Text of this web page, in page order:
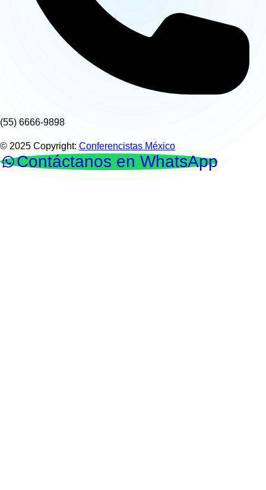
(55) 6666-9898
© 2025 Copyright: Conferencistas México
Contáctanos en WhatsApp